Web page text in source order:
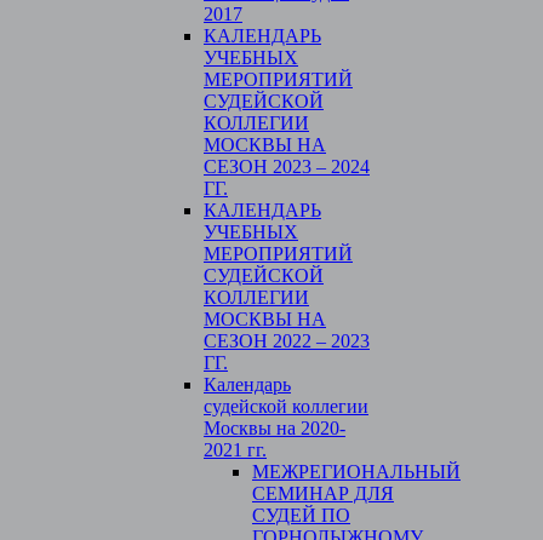
2017
КАЛЕНДАРЬ
УЧЕБНЫХ
МЕРОПРИЯТИЙ
СУДЕЙСКОЙ
КОЛЛЕГИИ
МОСКВЫ НА
СЕЗОН 2023 – 2024
ГГ.
КАЛЕНДАРЬ
УЧЕБНЫХ
МЕРОПРИЯТИЙ
СУДЕЙСКОЙ
КОЛЛЕГИИ
МОСКВЫ НА
СЕЗОН 2022 – 2023
ГГ.
Календарь
судейской коллегии
Москвы на 2020-
2021 гг.
МЕЖРЕГИОНАЛЬНЫЙ
СЕМИНАР ДЛЯ
СУДЕЙ ПО